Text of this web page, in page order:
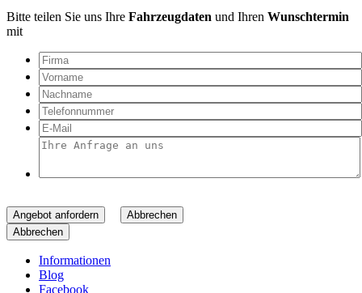
Bitte teilen Sie uns Ihre Fahrzeugdaten und Ihren Wunschtermin
mit
Angebot anfordern
Abbrechen
Abbrechen
Informationen
Blog
Facebook